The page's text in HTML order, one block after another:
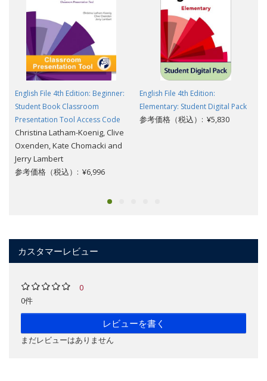
English File 4th Edition: Beginner:
Student Book Classroom
Presentation Tool Access Code
Christina Latham-Koenig, Clive
Oxenden, Kate Chomacki and
Jerry Lambert
参考価格（税込）: ¥6,996
English File 4th Edition:
Elementary: Student Digital Pack
参考価格（税込）: ¥5,830
カスタマーレビュー
0
0件
レビューを書く
まだレビューはありません